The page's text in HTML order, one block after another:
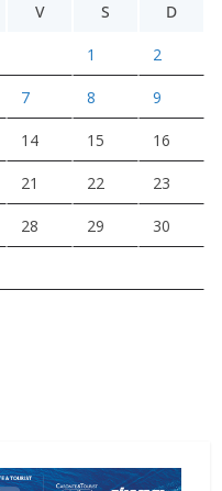
V S D
1 2
7 8 9
14 15 16
21 22 23
28 29 30